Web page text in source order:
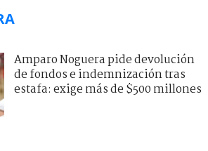
Amparo Noguera pide devolución
de fondos e indemnización tras
estafa: exige más de $500 millones